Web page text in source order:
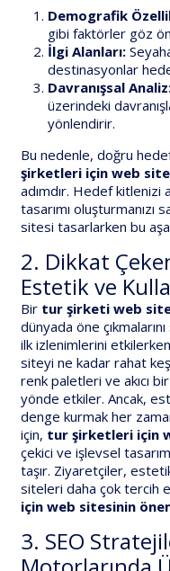
Demografik
gibi faktörler göz
İlgi Alanları:
destinasyonlar
Davranışsal
üzerindeki
yönlendirir.
Bu nedenle, doğru
şirketleri için web
adımdır. Hedef kitlenizi
tasarımı oluşturmanızı
sitesi tasarlarken bu
2. Dikkat
Estetik ve
Bir tur şirketi web
dünyada öne
ilk izlenimlerini
siteyi ne kadar rahat
renk paletleri ve akıcı
yönde etkiler. Ancak,
denge kurmak her
için, tur şirketleri için
çekici ve işlevsel
taşır. Ziyaretçiler,
siteleri daha çok tercih
için web sitesinin
3. SEO